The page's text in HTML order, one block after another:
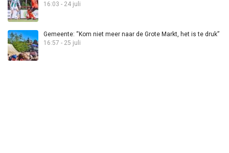
16:03 - 24 juli
Gemeente: “Kom niet meer naar de Grote Markt, het is te druk”
16:57 - 25 juli